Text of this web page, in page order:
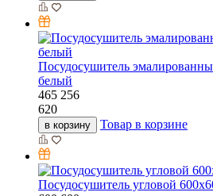
Посудосушитель
белый
465 256
620
в корзину Товар в корзине
Посудосушитель угловой